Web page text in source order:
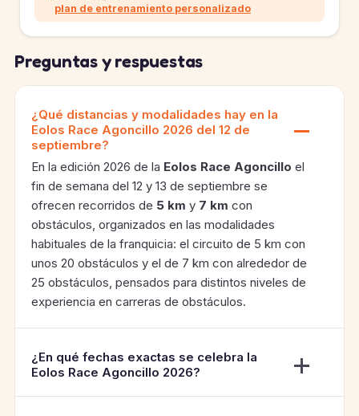
plan de entrenamiento personalizado
Preguntas y respuestas
¿Qué distancias y modalidades hay en la
Eolos Race Agoncillo 2026 del 12 de
septiembre?
En la edición 2026 de la Eolos Race Agoncillo el
fin de semana del 12 y 13 de septiembre se
ofrecen recorridos de 5 km y 7 km con
obstáculos, organizados en las modalidades
habituales de la franquicia: el circuito de 5 km con
unos 20 obstáculos y el de 7 km con alrededor de
25 obstáculos, pensados para distintos niveles de
experiencia en carreras de obstáculos.
¿En qué fechas exactas se celebra la
Eolos Race Agoncillo 2026?